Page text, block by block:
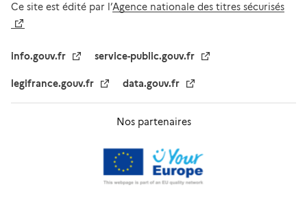
Ce site est édité par l’Agence nationale des titres sécurisés
info.gouv.fr service-public.gouv.fr
legifrance.gouv.fr data.gouv.fr
Nos partenaires